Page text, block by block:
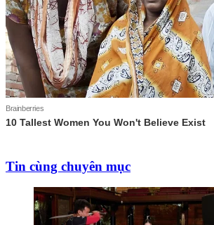
Tin cùng chuyên mục